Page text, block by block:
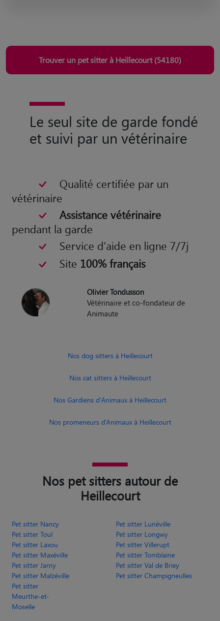
Trouver un pet sitter à Heillecourt (54180)
Le seul site de garde fondé
et suivi par un vétérinaire
Qualité certifiée par un
vétérinaire
Assistance vétérinaire
pendant la garde
Service d'aide en ligne 7/7j
Site 100% français
Olivier Tondusson
Vétérinaire et co-fondateur de
Animaute
Nos dog sitters à Heillecourt
Nos cat sitters à Heillecourt
Nos Gardiens d'Animaux à Heillecourt
Nos promeneurs d’Animaux à Heillecourt
Nos pet sitters autour de
Heillecourt
Pet sitter Nancy
Pet sitter Lunéville
Pet sitter Toul
Pet sitter Longwy
Pet sitter Laxou
Pet sitter Villerupt
Pet sitter Maxéville
Pet sitter Tomblaine
Pet sitter Jarny
Pet sitter Val de Briey
Pet sitter Malzéville
Pet sitter Champigneulles
Pet sitter
Meurthe-et-
Moselle